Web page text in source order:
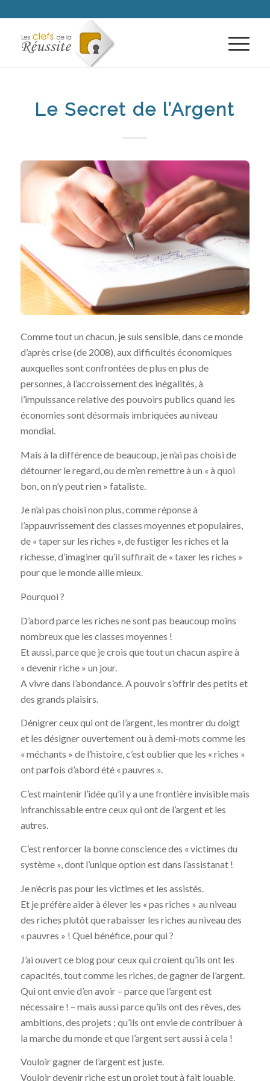
Le Secret de l’Argent
Comme tout un chacun, je suis sensible, dans ce monde
d’après crise (de 2008), aux difficultés économiques
auxquelles sont confrontées de plus en plus de
personnes, à l’accroissement des inégalités, à
l’impuissance relative des pouvoirs publics quand les
économies sont désormais imbriquées au niveau
mondial.
Mais à la différence de beaucoup, je n’ai pas choisi de
détourner le regard, ou de m’en remettre à un « à quoi
bon, on n’y peut rien » fataliste.
Je n’ai pas choisi non plus, comme réponse à
l’appauvrissement des classes moyennes et populaires,
de « taper sur les riches », de fustiger les riches et la
richesse, d’imaginer qu’il suffirait de « taxer les riches »
pour que le monde aille mieux.
Pourquoi ?
D’abord parce les riches ne sont pas beaucoup moins
nombreux que les classes moyennes !
Et aussi, parce que je crois que tout un chacun aspire à
« devenir riche » un jour.
A vivre dans l’abondance. A pouvoir s’offrir des petits et
des grands plaisirs.
Dénigrer ceux qui ont de l’argent, les montrer du doigt
et les désigner ouvertement ou à demi-mots comme les
« méchants » de l’histoire, c’est oublier que les « riches »
ont parfois d’abord été « pauvres ».
C’est maintenir l’idée qu’il y a une frontière invisible mais
infranchissable entre ceux qui ont de l’argent et les
autres.
C’est renforcer la bonne conscience des « victimes du
système », dont l’unique option est dans l’assistanat !
Je n’écris pas pour les victimes et les assistés.
Et je préfère aider à élever les « pas riches » au niveau
des riches plutôt que rabaisser les riches au niveau des
« pauvres » ! Quel bénéfice, pour qui ?
J’ai ouvert ce blog pour ceux qui croient qu’ils ont les
capacités, tout comme les riches, de gagner de l’argent.
Qui ont envie d’en avoir – parce que l’argent est
nécessaire ! – mais aussi parce qu’ils ont des rêves, des
ambitions, des projets ; qu’ils ont envie de contribuer à
la marche du monde et que l’argent sert aussi à cela !
Vouloir gagner de l’argent est juste.
Vouloir devenir riche est un projet tout à fait louable.